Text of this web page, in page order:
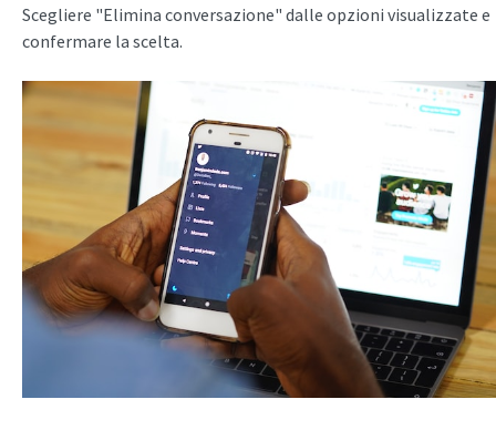
Scegliere "Elimina conversazione" dalle opzioni visualizzate e
confermare la scelta.